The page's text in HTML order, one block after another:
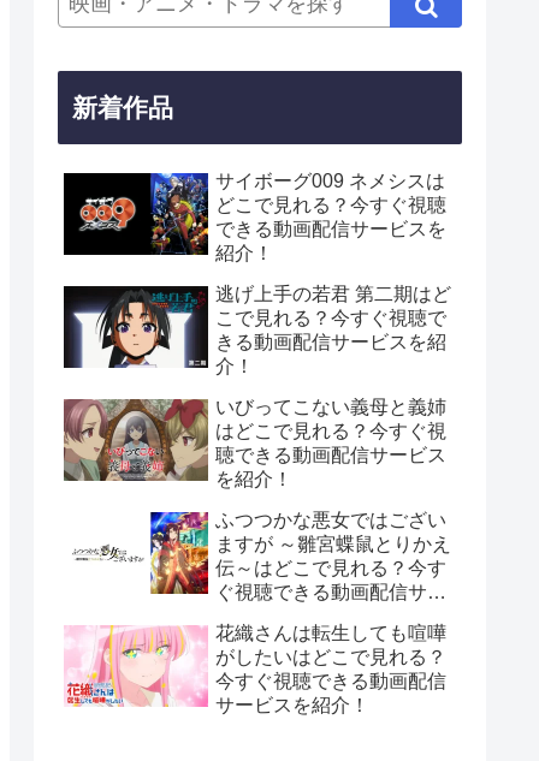
新着作品
サイボーグ009 ネメシスは
どこで見れる？今すぐ視聴
できる動画配信サービスを
紹介！
逃げ上手の若君 第二期はど
こで見れる？今すぐ視聴で
きる動画配信サービスを紹
介！
いびってこない義母と義姉
はどこで見れる？今すぐ視
聴できる動画配信サービス
を紹介！
ふつつかな悪女ではござい
ますが ～雛宮蝶鼠とりかえ
伝～はどこで見れる？今す
ぐ視聴できる動画配信サー
花織さんは転生しても喧嘩
がしたいはどこで見れる？
今すぐ視聴できる動画配信
サービスを紹介！